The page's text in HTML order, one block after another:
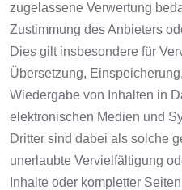
zugelassene Verwertung
Zustimmung des Anbieters
Dies gilt insbesondere für
Übersetzung,
Wiedergabe von Inhalten in
elektronischen Medien und
Dritter sind dabei als solche
unerlaubte Vervielfältigung
Inhalte oder kompletter